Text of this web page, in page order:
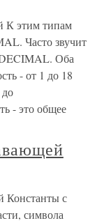
К этим типам
Часто звучит
Оба
- от 1 до 18
- это общее
Константы с
символа